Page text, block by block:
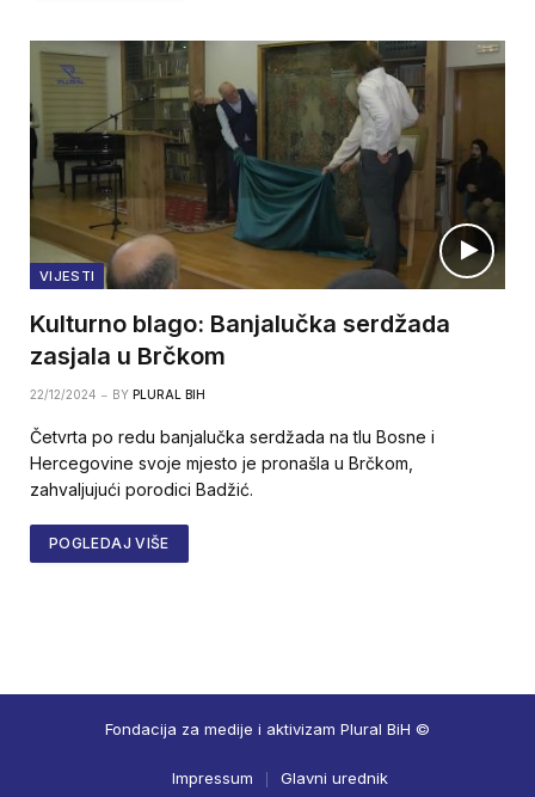
VIJESTI
Kulturno blago: Banjalučka serdžada
zasjala u Brčkom
22/12/2024 BY PLURAL BIH
Četvrta po redu banjalučka serdžada na tlu Bosne i
Hercegovine svoje mjesto je pronašla u Brčkom,
zahvaljujući porodici Badžić.
POGLEDAJ VIŠE
Fondacija za medije i aktivizam Plural BiH ©
Impressum Glavni urednik